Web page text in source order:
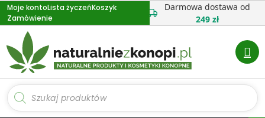
Przejdź
do
treści
Moje kontoLista życzeńKoszyk
Zamówienie
Darmowa dostawa od
249 zł
Wyszukiwarka
produktów